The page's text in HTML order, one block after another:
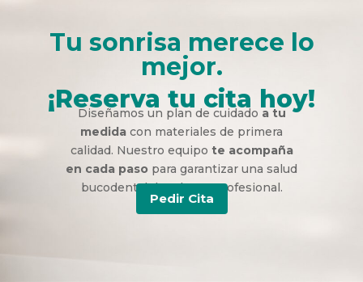
Tu sonrisa merece lo
mejor.
¡Reserva tu cita hoy!
Diseñamos un plan de cuidado a tu
medida con materiales de primera
calidad. Nuestro equipo te acompaña
en cada paso para garantizar una salud
bucodental duradera y profesional.
Pedir Cita